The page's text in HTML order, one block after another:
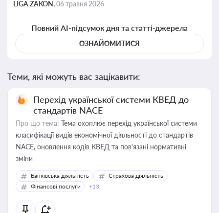
LIGA ZAKON,06 травня 2026
Повний AI-підсумок дня та статті-джерела
ОЗНАЙОМИТИСЯ
Теми, які можуть вас зацікавити:
Перехід української системи КВЕД до
стандартів NACE
Про що тема: Тема охоплює перехід української системи
класифікації видів економічної діяльності до стандартів
NACE, оновлення кодів КВЕД та пов'язані нормативні
зміни
Банківська діяльність
Страхова діяльність
Фінансові послуги
+13